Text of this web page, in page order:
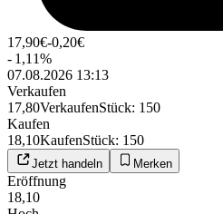
17,90€-0,20€
- 1,11%
07.08.2026 13:13
Verkaufen
17,80VerkaufenStück: 150
Kaufen
18,10KaufenStück: 150
Jetzt handeln Merken
Eröffnung
18,10